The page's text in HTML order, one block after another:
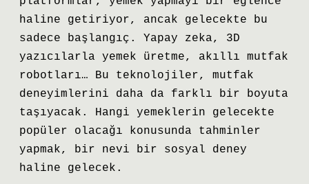
haline getiriyor, ancak gelecekte bu
sadece başlangıç. Yapay zeka, 3D
yazıcılarla yemek üretme, akıllı mutfak
robotları… Bu teknolojiler, mutfak
deneyimlerini daha da farklı bir boyuta
taşıyacak. Hangi yemeklerin gelecekte
popüler olacağı konusunda tahminler
yapmak, bir nevi bir sosyal deney
haline gelecek.